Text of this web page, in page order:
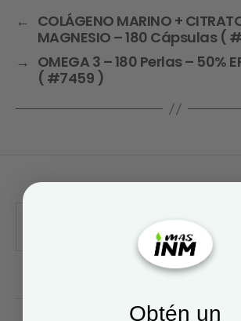
← COLÁGENO MARINO +
MAGNESIO – 180 Cápsulas (
→ OMEGA 3 – 180 Perlas – 50%
( #7459 )
Obtén un